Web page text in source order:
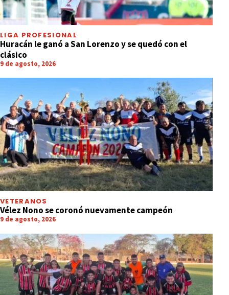
LIGA PROFESIONAL
Huracán le ganó a San Lorenzo y se quedó con el
clásico
9 de agosto, 2026
VETERANOS
Vélez Nono se coronó nuevamente campeón
9 de agosto, 2026